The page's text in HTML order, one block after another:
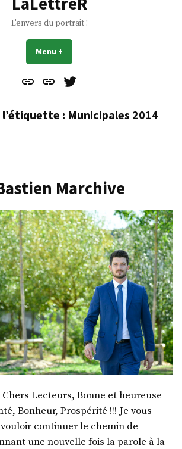
L'envers du portrait !
Menu +
Contact
À
Mes
l’étiquette : Municipales 2014
Marchive
Lecteurs, Bonne et heureuse
Bonheur, Prospérité !!! Je vous
continuer le chemin de
une nouvelle fois la parole à la